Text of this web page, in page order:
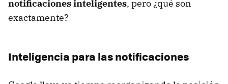
notificaciones inteligentes, pero ¿qué son
exactamente?
Inteligencia para las notificaciones